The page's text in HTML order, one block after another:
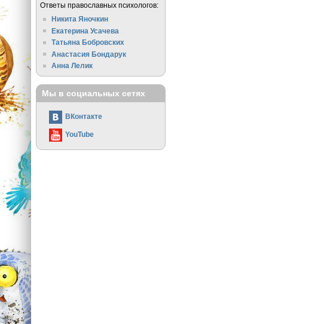
Ответы православных психологов:
Никита Яночкин
Екатерина Усачева
Татьяна Бобровских
Анастасия Бондарук
Анна Лелик
Мы в социальных сетях
ВКонтакте
YouTube